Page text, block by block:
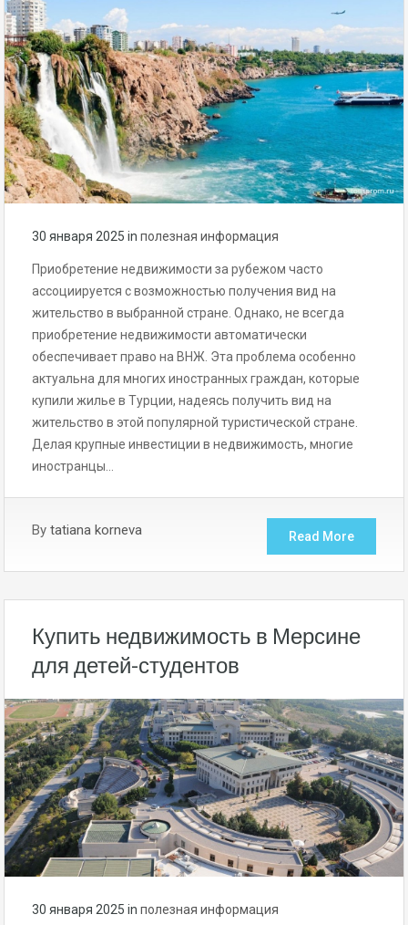
30 января 2025 in полезная информация
Приобретение недвижимости за рубежом часто
ассоциируется с возможностью получения вид на
жительство в выбранной стране. Однако, не всегда
приобретение недвижимости автоматически
обеспечивает право на ВНЖ. Эта проблема особенно
актуальна для многих иностранных граждан, которые
купили жилье в Турции, надеясь получить вид на
жительство в этой популярной туристической стране.
Делая крупные инвестиции в недвижимость, многие
иностранцы…
By tatiana korneva Read More
Купить недвижимость в Мерсине
для детей-студентов
30 января 2025 in полезная информация